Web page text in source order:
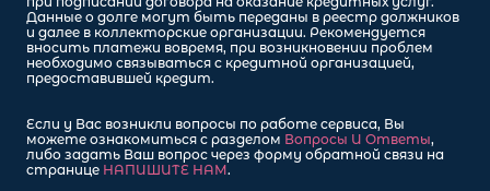
Данные о долге могут быть переданы в реестр должников
и далее в коллекторские организации. Рекомендуется
вносить платежи вовремя, при возникновении проблем
необходимо связываться с кредитной организацией,
предоставившей кредит.
Если у Вас возникли вопросы по работе сервиса, Вы
можете ознакомиться с разделом Вопросы И Ответы,
либо задать Ваш вопрос через форму обратной связи на
странице НАПИШИТЕ НАМ.